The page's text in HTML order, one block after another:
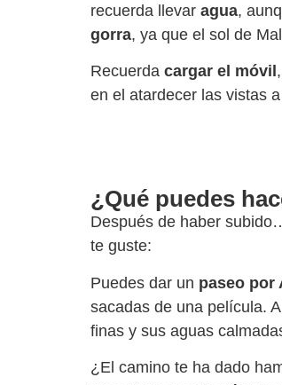
recuerda llevar agua,
gorra, ya que el sol de
Recuerda cargar el móvil
en el atardecer las vistas
¿Qué puedes
Después de haber
te guste:
Puedes dar un paseo por
sacadas de una película.
finas y sus aguas
¿El camino te ha dado